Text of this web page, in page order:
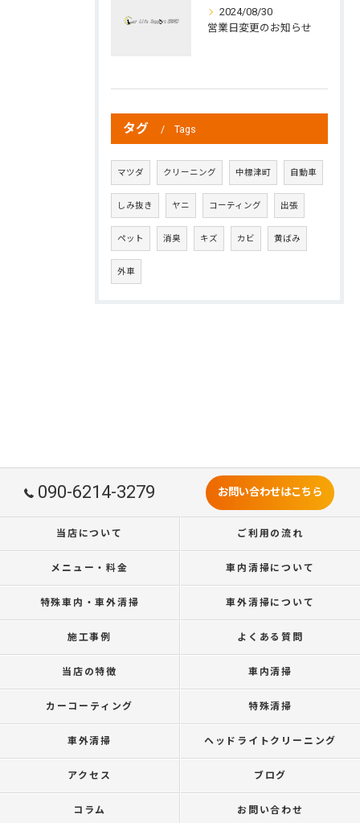
2024/08/30
営業日変更のお知らせ
タグ Tags
マツダ クリーニング 中標津町 自動車
しみ抜き ヤニ コーティング 出張
ペット 消臭 キズ カビ 黄ばみ
外車
090-6214-3279 お問い合わせはこちら
当店について ご利用の流れ
メニュー・料金 車内清掃について
特殊車内・車外清掃 車外清掃について
施工事例 よくある質問
当店の特徴 車内清掃
カーコーティング 特殊清掃
車外清掃 ヘッドライトクリーニング
アクセス ブログ
コラム お問い合わせ